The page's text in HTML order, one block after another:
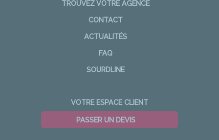
TROUVEZ VOTRE AGENCE
CONTACT
ACTUALITÉS
FAQ
SOURDLINE
VOTRE ESPACE CLIENT
PASSER UN DEVIS